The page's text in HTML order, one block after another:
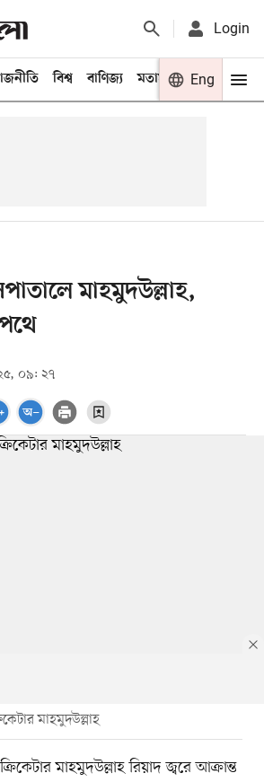
Login
বিশ্ব বাণিজ্য মতামত খেলা
Eng
মাহমুদউল্লাহ,
০৯: ২৭
মাহমুদউল্লাহ
মাহমুদউল্লাহ রিয়াদ জ্বরে আক্রান্ত